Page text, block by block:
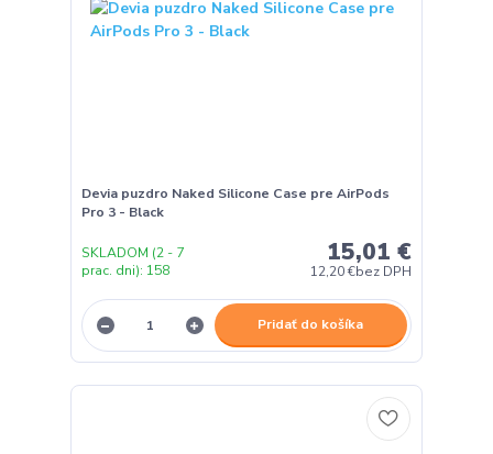
Devia puzdro Naked Silicone Case pre AirPods
Pro 3 - Black
15,01 €
12,20 €bez DPH
SKLADOM (2 - 7
prac. dni): 158
Pridať do košíka